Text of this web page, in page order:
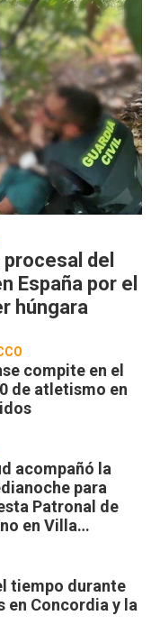
del
España por el
húngara
compite en el
de atletismo en
acompañó la
para
Patronal de
en Villa
tiempo durante
en Concordia y la